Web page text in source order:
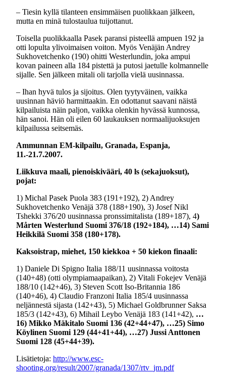
– Tiesin kyllä tilanteen ensimmäisen puolikkaan jälkeen,
mutta en minä tulostaulua tuijottanut.
Toisella puolikkaalla Pasek paransi pisteellä ampuen 192 ja
otti lopulta ylivoimaisen voiton. Myös Venäjän Andrey
Sukhovetchenko (190) ohitti Westerlundin, joka ampui
kovan paineen alla 184 pistettä ja putosi jaetulle kolmannelle
sijalle. Sen jälkeen mitali oli tarjolla vielä uusinnassa.
– Ihan hyvä tulos ja sijoitus. Olen tyytyväinen, vaikka
uusinnan häviö harmittaakin. En odottanut saavani näistä
kilpailuista näin paljon, vaikka olenkin hyvässä kunnossa,
hän sanoi. Hän oli eilen 60 laukauksen normaalijuoksujen
kilpailussa seitsemäs.
Ammunnan EM-kilpailu, Granada, Espanja,
11.-21.7.2007.
Liikkuva maali, pienoiskivääri, 40 ls (sekajuoksut),
pojat:
1) Michal Pasek Puola 383 (191+192), 2) Andrey
Sukhovetchenko Venäjä 378 (188+190), 3) Josef Nikl
Tshekki 376/20 uusinnassa pronssimitalista (189+187), 4)
Mårten Westerlund Suomi 376/18 (192+184), …14) Sami
Heikkilä Suomi 358 (180+178).
Kaksoistrap, miehet, 150 kiekkoa + 50 kiekon finaali:
1) Daniele Di Spigno Italia 188/11 uusinnassa voitosta
(140+48) (otti olympiamaapaikan), 2) Vitali Fokejev Venäjä
188/10 (142+46), 3) Steven Scott Iso-Britannia 186
(140+46), 4) Claudio Franzoni Italia 185/4 uusinnassa
neljännestä sijasta (142+43), 5) Michael Goldbrunner Saksa
185/3 (142+43), 6) Mihail Leybo Venäjä 183 (141+42), …
16) Mikko Mäkitalo Suomi 136 (42+44+47), …25) Simo
Köylinen Suomi 129 (44+41+44), …27) Jussi Anttonen
Suomi 128 (45+44+39).
Lisätietoja: http://www.esc-
shooting.org/result/2007/granada/1307/rtv_jm.pdf